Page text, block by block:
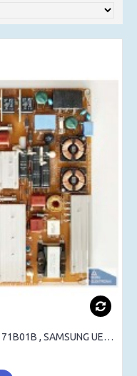
BN44-00269B , PD4612F1_B , PSLF171B01B , SAMSUNG UE40B6000 , UE40B7000 , POWER BOARD , BESLEME